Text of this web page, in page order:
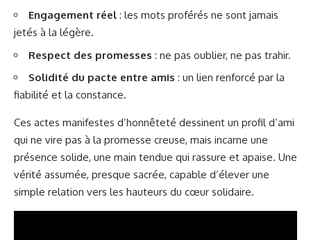
Engagement réel : les mots proférés ne sont jamais
jetés à la légère.
Respect des promesses : ne pas oublier, ne pas trahir.
Solidité du pacte entre amis : un lien renforcé par la
fiabilité et la constance.
Ces actes manifestes d’honnêteté dessinent un profil d’ami
qui ne vire pas à la promesse creuse, mais incarne une
présence solide, une main tendue qui rassure et apaise. Une
vérité assumée, presque sacrée, capable d’élever une
simple relation vers les hauteurs du cœur solidaire.